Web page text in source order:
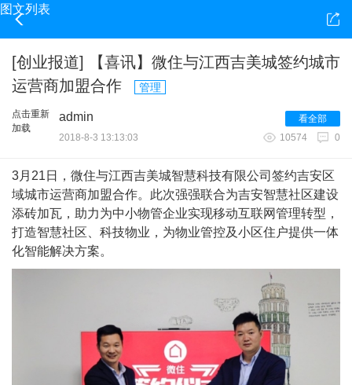
图文列表
[创业报道] 【喜讯】微住与江西吉美城签约城市
运营商加盟合作
管理
点击重新
加载
admin
2018-8-3 13:13:03
看全部
10574
0
3月21日，微住与江西吉美城智慧科技有限公司签约吉安区
域城市运营商加盟合作。此次强强联合为吉安智慧社区建设
添砖加瓦，助力为中小物管企业实现移动互联网管理转型，
打造智慧社区、科技物业，为物业管控及小区住户提供一体
化智能解决方案。